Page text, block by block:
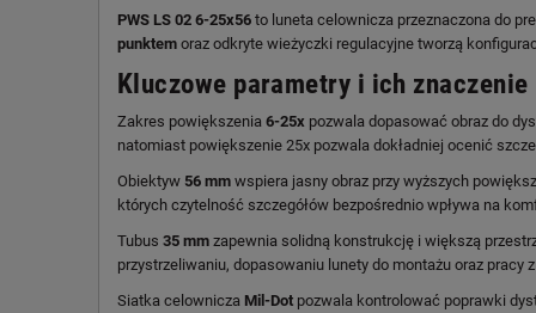
PWS LS 02 6-25x56 to luneta celownicza przeznaczona do
punktem oraz odkryte wieżyczki regulacyjne tworzą
Kluczowe parametry i ich znaczenie
Zakres powiększenia 6-25x pozwala dopasować obraz do
natomiast powiększenie 25x pozwala dokładniej ocenić
Obiektyw 56 mm wspiera jasny obraz przy wyższych
których czytelność szczegółów bezpośrednio wpływa na
Tubus 35 mm zapewnia solidną konstrukcję i większą
przystrzeliwaniu, dopasowaniu lunety do montażu oraz pracy
Siatka celownicza Mil-Dot pozwala kontrolować poprawki